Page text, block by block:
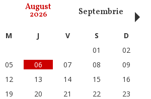
August
2026 Septembrie
M J V S
D
01
02
05 06 07 08
09
12 13 14 15
16
19 20 21 22
23